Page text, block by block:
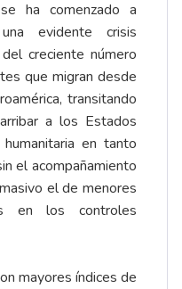
ha comenzado a
evidente crisis
creciente número
que migran desde
transitando
a los Estados
en tanto
el acompañamiento
el de menores
en los controles
mayores índices de